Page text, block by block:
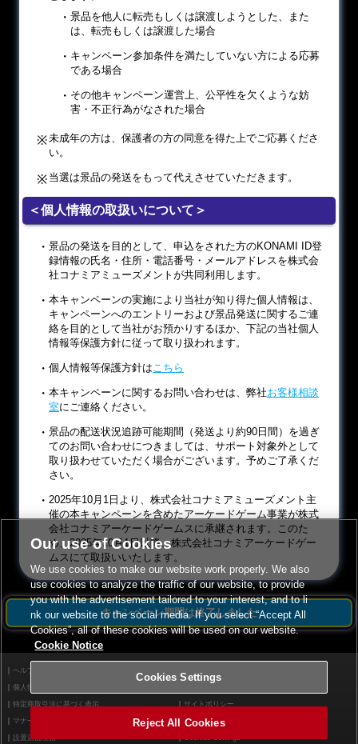
景品を他人に転売もしくは譲渡しようとした、また
は、転売もしくは譲渡した場合
キャンペーン参加条件を満たしていない方による応募
である場合
その他キャンペーン運営上、公平性を欠くような妨
害・不正行為がなされた場合
未成年の方は、保護者の方の同意を得た上でご応募くださ
い。
当選は景品の発送をもって代えさせていただきます。
＜個人情報の取扱いについて＞
景品の発送を目的として、申込をされた方のKONAMI ID登
録情報の氏名・住所・電話番号・メールアドレスを株式会
社コナミアミューズメントが共同利用します。
本キャンペーンの実施により当社が知り得た個人情報は、
キャンペーンへのエントリーおよび景品発送に関するご連
絡を目的として当社がお預かりするほか、下記の当社個人
情報等保護方針に従って取り扱われます。
個人情報等保護方針はこちら
本キャンペーンに関するお問い合わせは、弊社お客様相談
室にご連絡ください。
景品の配送状況追跡可能期間（発送より約90日間）を過ぎ
てのお問い合わせにつきましては、サポート対象外として
取り扱わせていただく場合がございます。予めご了承くだ
さい。
2025年10月1日より、株式会社コナミアミューズメント主
催の本キャンペーンを含めたアーケードゲーム事業が株式
会社コナミアーケードゲームスに承継されます。このた
め、2025年10月1日以降、株式会社コナミアーケードゲー
ムスにて取扱いいたします。
キャンペーン期間は終了しました
ヘルプ
個人情報等保護方針
特定商取引法に基づく表示 サイトポリシー
マナー＆ルール お問い合わせ
設置店舗検索 Cookies Settings
Our use of Cookies
We use cookies to make our website work properly. We also
use cookies to analyze the traffic of our website, to provide
you with the advertisement tailored to your interest, and to li
nk our website to the social media. If you select “Accept All
Cookies”, all of these cookies will be used on our website.
Cookie Notice
Cookies Settings
Reject All Cookies